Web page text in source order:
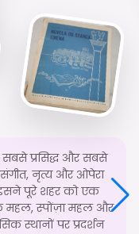
प्रसिद्ध और सबसे
संगीत, नृत्य और ओपेरा
पूरे शहर को एक
महल, स्पोंज़ा महल और
स्थानों पर प्रदर्शन